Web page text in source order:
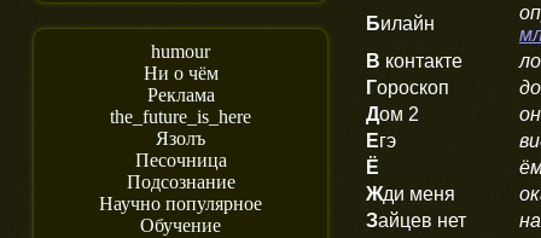
humour
Ни о чём
Реклама
the_future_is_here
Язолъ
Песочница
Подсознание
Научно популярное
Обучение
Билайн
В контакте
Гороскоп
Дом 2
Егэ
Ё
Жди меня
Зайцев нет